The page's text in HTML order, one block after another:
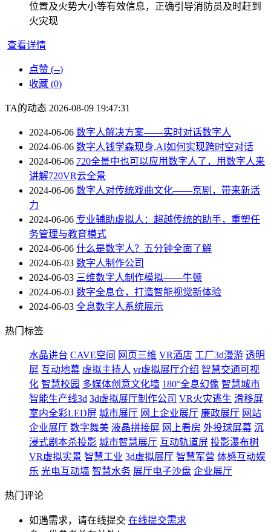
位置及火势大小等有效信息，正确引导消防员及时赶到
火灾现
查看详情
点赞 (--)
收藏 (0)
TA的动态 2026-08-09 19:47:31
2024-06-06 数字人解决方案——实时对话数字人
2024-06-06 数字人钱学森现身,AI如何实现跨时空对话
2024-06-06 720全景中也可以应用数字人了，用数字人来
讲解720VR云全景
2024-06-06 数字人对传统戏曲文化——京剧，带来新活
力
2024-06-06 专业辅助虚拟人：超越传统的助手，重塑任
务管理与教育模式
2024-06-06 什么是数字人？五分钟全面了解
2024-06-03 数字人制作公司
2024-06-03 三维数字人制作模拟——牛顿
2024-06-03 数字全息仓，打造智能视觉新体验
2024-06-03 全息数字人系统展示
热门标签
水晶讲台 CAVE空间 网页三维 VR酒店 工厂3d漫游 透明
屏 互动地幕 虚拟主持人 vr虚拟展厅介绍 智慧交通可视
化 智慧校园 多媒体创意文化墙 180°全息幻像 智慧城市
智能生产线3d 3d虚拟展厅制作公司 VR火灾逃生 滑移屏
室内全彩LED屏 城市展厅 网上企业展厅 廉政展厅 网站
企业展厅 数字舞美 液晶拼接屏 网上看房 外投球屏幕 沉
浸式剧本杀投影 城市智慧展厅 互动轨道屏 投影瀑布树
VR虚拟实景 智慧工业 3d虚拟展厅 智慧军营 体感互动娱
乐 光电互动墙 智慧水务 展厅电子沙盘 企业展厅
热门评论
如遇需求，请在线提交 在线提交需求